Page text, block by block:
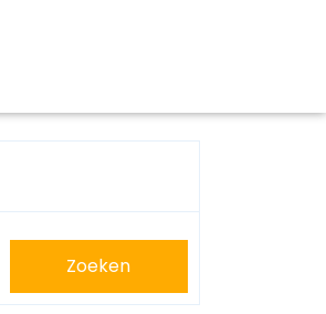
Zoeken